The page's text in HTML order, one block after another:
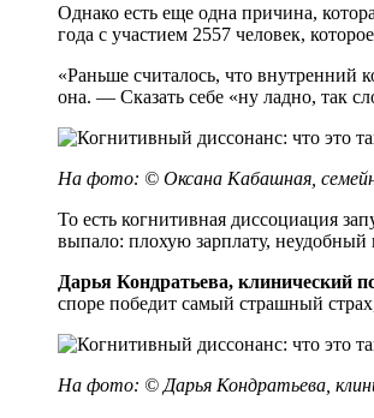
Однако есть еще одна причина,
года с участием 2557 человек,
«Раньше считалось, что внутренний
она. — Сказать себе «ну ладно, так
На фото: © Оксана Кабашная,
То есть когнитивная диссоциация
выпало: плохую зарплату,
Дарья Кондратьева, клинический
споре победит самый страшный
На фото: © Дарья Кондратьева,